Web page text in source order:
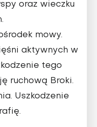
oraz wieczku
mowy.
aktywnych w
tego
ruchową Broki.
Uszkodzenie